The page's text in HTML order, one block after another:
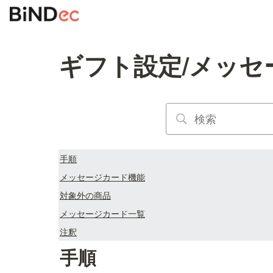
ギフト設定/メッセ
手順
メッセージカード機能
対象外の商品
メッセージカード一覧
注釈
手順